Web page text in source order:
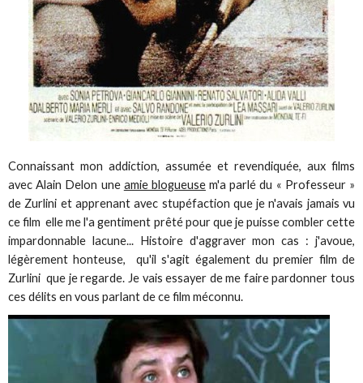
Connaissant mon addiction, assumée et revendiquée, aux films
avec Alain Delon une amie blogueusem'a parlé du « Professeur »
de Zurlini et apprenant avec stupéfaction que je n'avais jamais vu
ce film elle me l'a gentiment prêté pour que je puisse combler cette
impardonnable lacune... Histoire d'aggraver mon cas : j'avoue,
légèrement honteuse, qu'il s'agit également du premier film de
Zurlini que je regarde. Je vais essayer de me faire pardonner tous
ces délits en vous parlant de ce film méconnu.